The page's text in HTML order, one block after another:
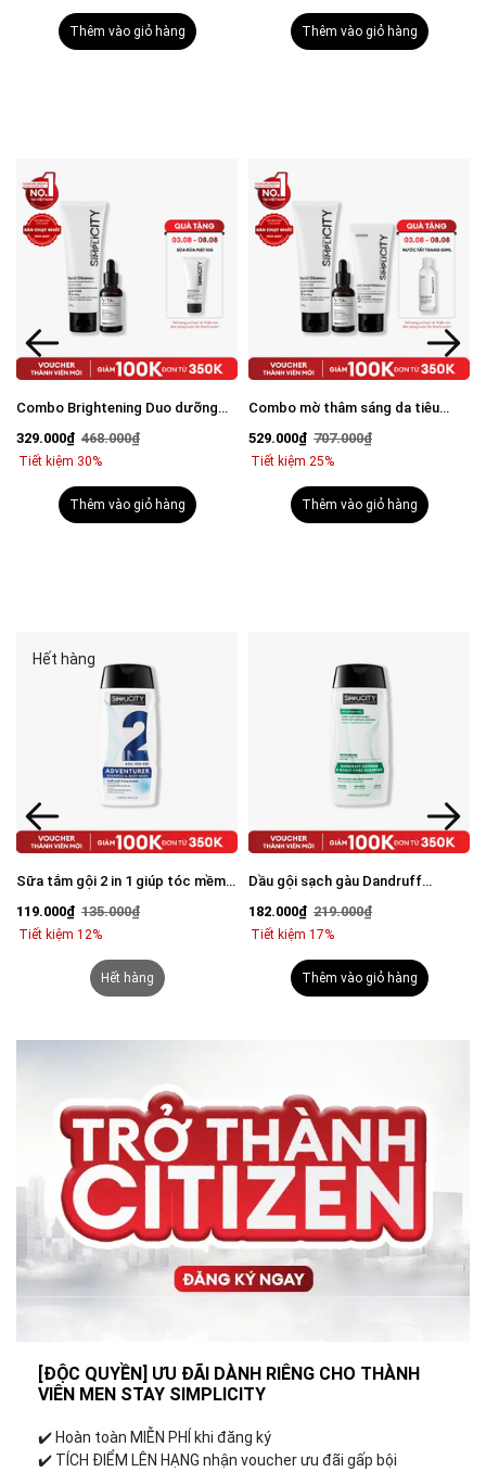
Thêm vào giỏ hàng Thêm vào giỏ hàng
Combo Brightening Duo dưỡng
mặt 100g & Serum Vital 30ml
329.000₫ 468.000₫
Tiết kiệm 30%
Thêm vào giỏ hàng
Combo mờ thâm sáng da tiêu
529.000₫ 707.000₫
Tiết kiệm 25%
Thêm vào giỏ hàng
Hết hàng
Sữa tắm gội 2 in 1 giúp tóc mềm
119.000₫ 135.000₫
Tiết kiệm 12%
Hết hàng
Dầu gội sạch gàu Dandruff
250ml
182.000₫ 219.000₫
Tiết kiệm 17%
Thêm vào giỏ hàng
[ĐỘC QUYỀN] ƯU ĐÃI DÀNH RIÊNG CHO THÀNH
VIÊN MEN STAY SIMPLICITY
✔️︎ Hoàn toàn MIỄN PHÍ khi đăng ký
✔️︎ TÍCH ĐIỂM LÊN HẠNG nhận voucher ưu đãi gấp bội